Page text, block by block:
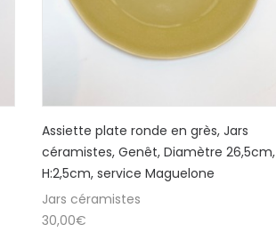
Assiette plate ronde en grès, Jars
céramistes, Genêt, Diamètre 26,5cm,
H:2,5cm, service Maguelone
Jars céramistes
30,00€